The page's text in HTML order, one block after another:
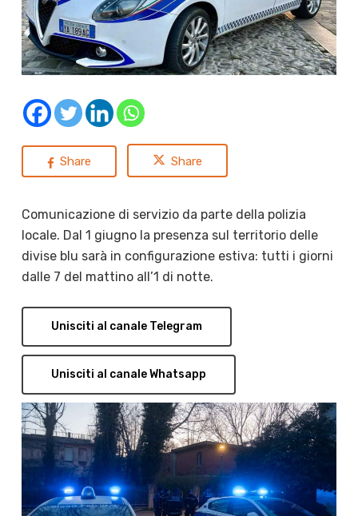
Share Share
Comunicazione di servizio da parte della polizia
locale. Dal 1 giugno la presenza sul territorio delle
divise blu sarà in configurazione estiva: tutti i giorni
dalle 7 del mattino all’1 di notte.
Unisciti al canale Telegram
Unisciti al canale Whatsapp